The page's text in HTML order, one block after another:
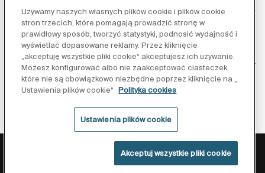
Inspiracja
Obserwuj nas:
Polityka ochrony danych
Warunki korzystania z serwisu
Polityka cookies
Używamy naszych własnych plików cookie i plików cookie
stron trzecich, które pomagają prowadzić stronę w
prawidłowy sposób, tworzyć statystyki, podnosić wydajność i
wyświetlać dopasowane reklamy. Przez kliknięcie
„akceptuję wszystkie pliki cookie“ akceptujesz ich używanie.
Możesz konfigurować albo nie zaakceptować ciasteczek,
które nie są obowiązkowo niezbędne poprzez kliknięcie na „
Ustawienia plików cookie“
Polityka cookies
Ustawienia plików cookie
Akceptuj wszystkie pliki cookie